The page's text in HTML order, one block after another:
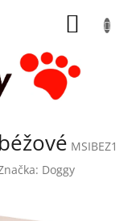
MSIBEZ1
Doggy